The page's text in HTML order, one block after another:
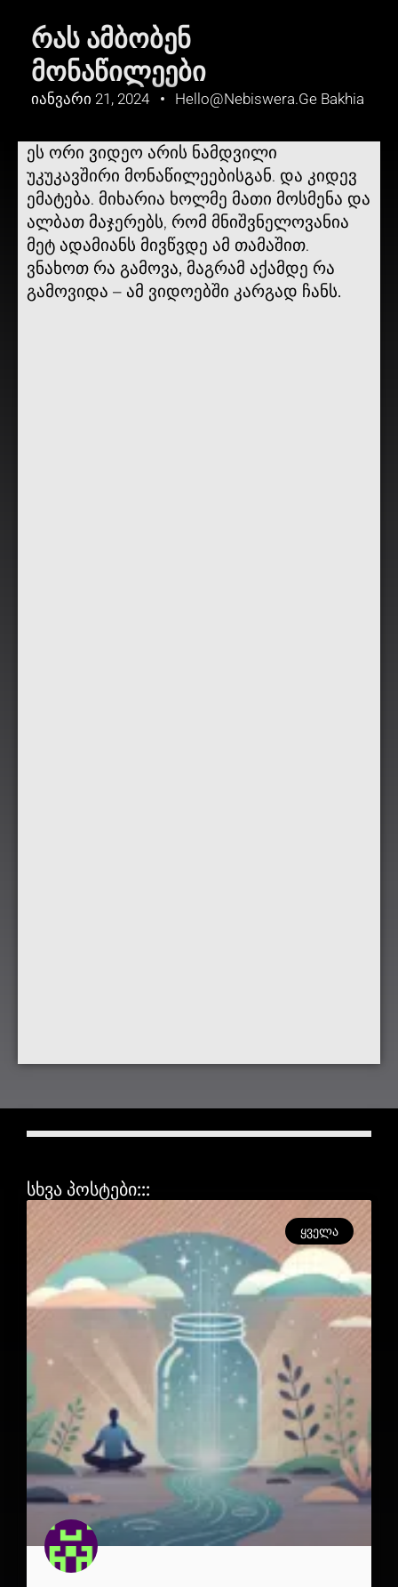
ᲠᲐᲡ ᲐᲛᲑᲝᲑᲔᲜ
ᲛᲝᲜᲐᲬᲘᲚᲔᲔᲑᲘ
Იანვარი 21, 2024 Hello@nebiswera.ge Bakhia
ეს ორი ვიდეო არის ნამდვილი
უკუკავშირი მონაწილეებისგან. და კიდევ
ემატება. მიხარია ხოლმე მათი მოსმენა და
ალბათ მაჯერებს, რომ მნიშვნელოვანია
მეტ ადამიანს მივწვდე ამ თამაშით.
ვნახოთ რა გამოვა, მაგრამ აქამდე რა
გამოვიდა – ამ ვიდოებში კარგად ჩანს.
ᲡᲮᲕᲐ ᲞᲝᲡᲢᲔᲑᲘ:::
ᲧᲕᲔᲚᲐ